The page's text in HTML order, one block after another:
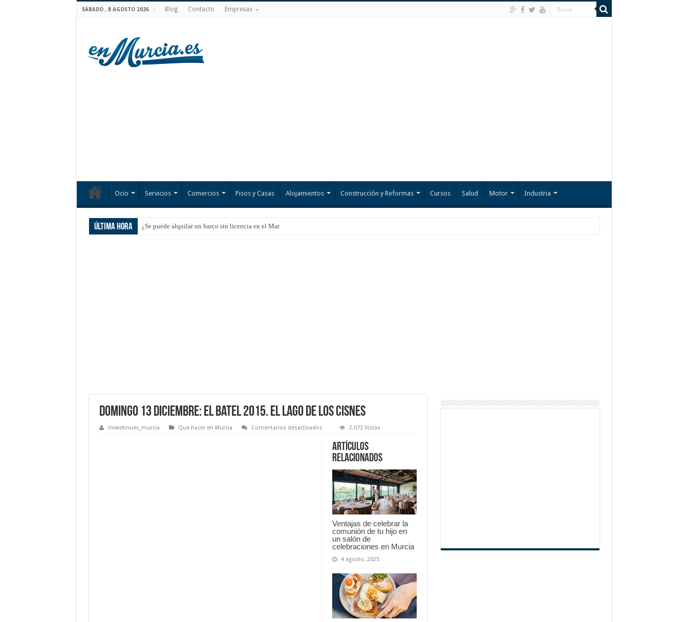
SÁBADO , 8 AGOSTO 2026 Blog Contacto Empresas
Ocio Servicios Comercios Pisos y Casas Alojamientos Construcción y Reformas Cursos Salud Motor Industria
Última hora ¿Se puede alquilar un barco sin licencia en el Mar Menor?
Domingo 13 DICIEMBRE: El Batel 2015. El lago de los cisnes
miwebnuev_murcia Que hacer en Murcia Comentarios desactivadosen
DICIEMBRE:
Batel
lago
cisnes
2,073 Vistas
Artículos
relacionados
Ventajas de celebrar la
comunión de tu hijo en
un salón de
celebraciones en Murcia
4 agosto, 2025